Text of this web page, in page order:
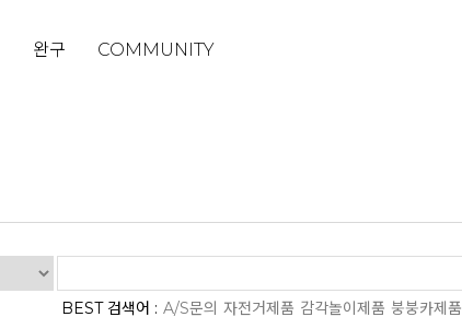
완구 COMMUNITY
BEST 검색어 : A/S문의 자전거제품 감각놀이제품 붕붕카제품